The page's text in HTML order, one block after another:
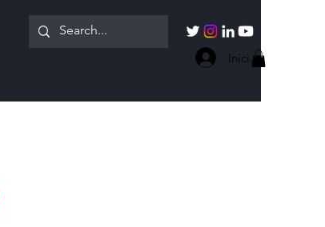
Iniciar sesión